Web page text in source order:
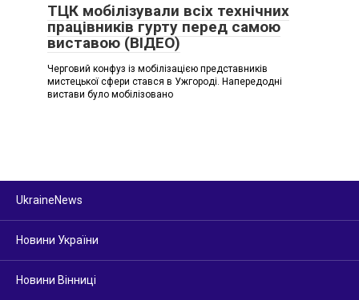
ТЦК мобілізували всіх технічних
працівників гурту перед самою
виставою (ВІДЕО)
Черговий конфуз із мобілізацією представників
мистецької сфери стався в Ужгороді. Напередодні
вистави було мобілізовано
UkraineNews
Новини України
Новини Вінниці